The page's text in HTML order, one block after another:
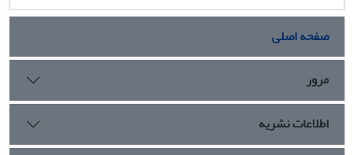
صفحه اصلی
مرور
اطلاعات نشریه